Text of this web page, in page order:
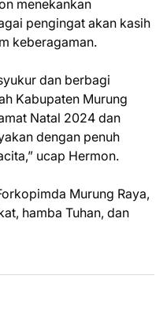
menekankan
pengingat akan kasih
keberagaman.
dan berbagi
Kabupaten Murung
Natal 2024 dan
dengan penuh
ucap Hermon.
Murung Raya,
hamba Tuhan, dan